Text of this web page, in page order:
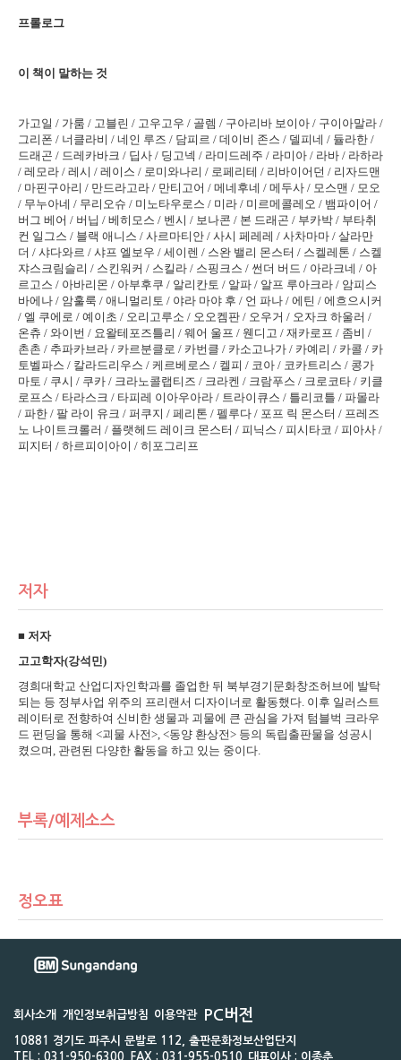
프롤로그
이 책이 말하는 것
가고일 / 가룸 / 고블린 / 고우고우 / 골렘 / 구아리바 보이아 / 구이아말라 /
그리폰 / 너클라비 / 네인 루즈 / 담피르 / 데이비 존스 / 델피네 / 듈라한 /
드래곤 / 드레카바크 / 딥사 / 딩고넥 / 라미드레주 / 라미아 / 라바 / 라하라
/ 레모라 / 레시 / 레이스 / 로미와나리 / 로페리테 / 리바이어던 / 리자드맨
/ 마핀구아리 / 만드라고라 / 만티고어 / 메네후네 / 메두사 / 모스맨 / 모오
/ 무누아네 / 무리오슈 / 미노타우로스 / 미라 / 미르메콜레오 / 뱀파이어 /
버그 베어 / 버닙 / 베히모스 / 벤시 / 보나콘 / 본 드래곤 / 부카박 / 부타취
컨 일그스 / 블랙 애니스 / 사르마티안 / 사시 페레레 / 사차마마 / 살라만
더 / 샤다와르 / 샤프 엘보우 / 세이렌 / 스완 밸리 몬스터 / 스켈레톤 / 스켈
쟈스크림슬리 / 스킨워커 / 스킬라 / 스핑크스 / 썬더 버드 / 아라크네 / 아
르고스 / 아바리몬 / 아부후쿠 / 알리칸토 / 알파 / 알프 루아크라 / 암피스
바에나 / 암훌룩 / 애니멀리토 / 야라 마야 후 / 언 파나 / 에틴 / 에흐으시커
/ 엘 쿠에로 / 예이초 / 오리고루소 / 오오켐판 / 오우거 / 오자크 하울러 /
온츄 / 와이번 / 요왈테포즈틀리 / 웨어 울프 / 웬디고 / 재카로프 / 좀비 /
촌촌 / 추파카브라 / 카르분클로 / 카번클 / 카소고나가 / 카예리 / 카콜 / 카
토벨파스 / 칼라드리우스 / 케르베로스 / 켈피 / 코아 / 코카트리스 / 콩가
마토 / 쿠시 / 쿠카 / 크라노콜랩티즈 / 크라켄 / 크람푸스 / 크로코타 / 키클
로프스 / 타라스크 / 타피레 이아우아라 / 트라이큐스 / 틀리코틀 / 파몰라
/ 파한 / 팔 라이 유크 / 퍼쿠지 / 페리톤 / 펠루다 / 포프 릭 몬스터 / 프레즈
노 나이트크롤러 / 플랫헤드 레이크 몬스터 / 피닉스 / 피시타코 / 피아사 /
피지터 / 하르피이아이 / 히포그리프
저자
■ 저자
고고학자(강석민)
경희대학교 산업디자인학과를 졸업한 뒤 북부경기문화창조허브에 발탁
되는 등 정부사업 위주의 프리랜서 디자이너로 활동했다. 이후 일러스트
레이터로 전향하여 신비한 생물과 괴물에 큰 관심을 가져 텀블벅 크라우
드 펀딩을 통해 <괴물 사전>, <동양 환상전> 등의 독립출판물을 성공시
켰으며, 관련된 다양한 활동을 하고 있는 중이다.
부록/예제소스
정오표
회사소개 개인정보취급방침 이용약관 PC버전
10881 경기도 파주시 문발로 112, 출판문화정보산업단지
TEL : 031-950-6300
FAX : 031-955-0510 대표이사 : 이종춘